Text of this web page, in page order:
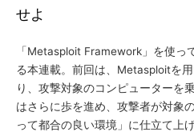
せよ
「Metasploit Framework」を使っ
る本連載。前回は、Metasploitを
り、攻撃対象のコンピューターを
はさらに歩を進め、攻撃者が対象
って都合の良い環境」に仕立て上